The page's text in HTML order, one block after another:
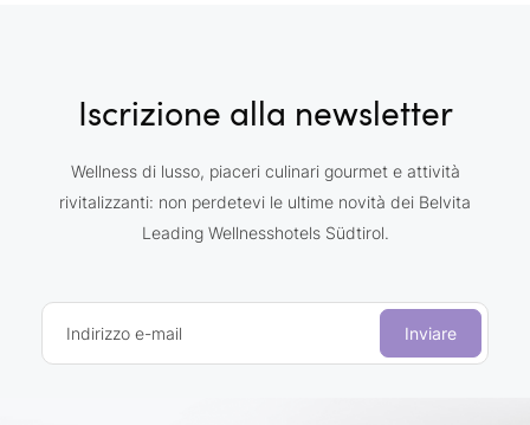
Iscrizione alla newsletter
Wellness di lusso, piaceri culinari gourmet e attività
rivitalizzanti: non perdetevi le ultime novità dei Belvita
Leading Wellnesshotels Südtirol.
Indirizzo e-mail Inviare